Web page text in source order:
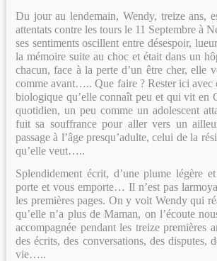
Du jour au lendemain, Wendy, treize ans,
attentats contre les tours le 11 Septembre à
ses sentiments oscillent entre désespoir,
la mémoire suite au choc et était dans un
chacun, face à la perte d’un être cher,
comme avant….. Que faire ? Rester ici avec
biologique qu’elle connaît peu et qui vit en
quotidien, un peu comme un adolescent
fuit sa souffrance pour aller vers un
passage à l’âge presqu’adulte, celui de la
qu’elle veut…..
Splendidement écrit, d’une plume légère
porte et vous emporte… Il n’est pas
les premières pages. On y voit Wendy qui
qu’elle n’a plus de Maman, on l’écoute
accompagnée pendant les treize premières
des écrits, des conversations, des disputes,
vie…..